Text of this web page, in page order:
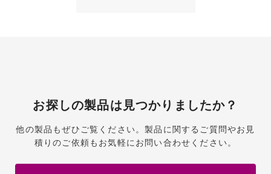
お探しの製品は見つかりましたか？
他の製品もぜひご覧ください。製品に関するご質問やお見
積りのご依頼もお気軽にお問い合わせください。